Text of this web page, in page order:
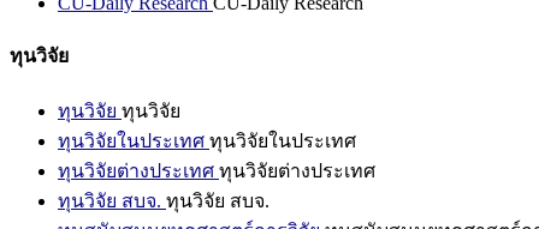
ทุนวิจัย
ทุนวิจัย ทุนวิจัย
ทุนวิจัยในประเทศ ทุนวิจัยในประเทศ
ทุนวิจัยต่างประเทศ ทุนวิจัยต่างประเทศ
ทุนวิจัย สบจ. ทุนวิจัย สบจ.